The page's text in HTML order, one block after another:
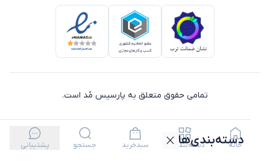
تمامی حقوق متعلق به پارسیس مُد است.
دسته‌بندی‌ها
خانه دسته‌بندی‌ها سبدخرید جستجو پشتیبانی